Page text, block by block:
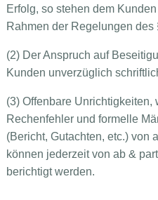
Erfolg, so stehen dem
Rahmen der Regelungen des
(2) Der Anspruch auf
Kunden unverzüglich
(3) Offenbare Unrichtigkeiten,
Rechenfehler und formelle
(Bericht, Gutachten, etc.) von
können jederzeit von ab &
berichtigt werden.